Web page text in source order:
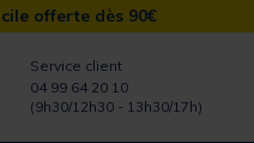
offerte dès 90€
Service client
04 99 64 20 10
(9h30/12h30 - 13h30/17h)